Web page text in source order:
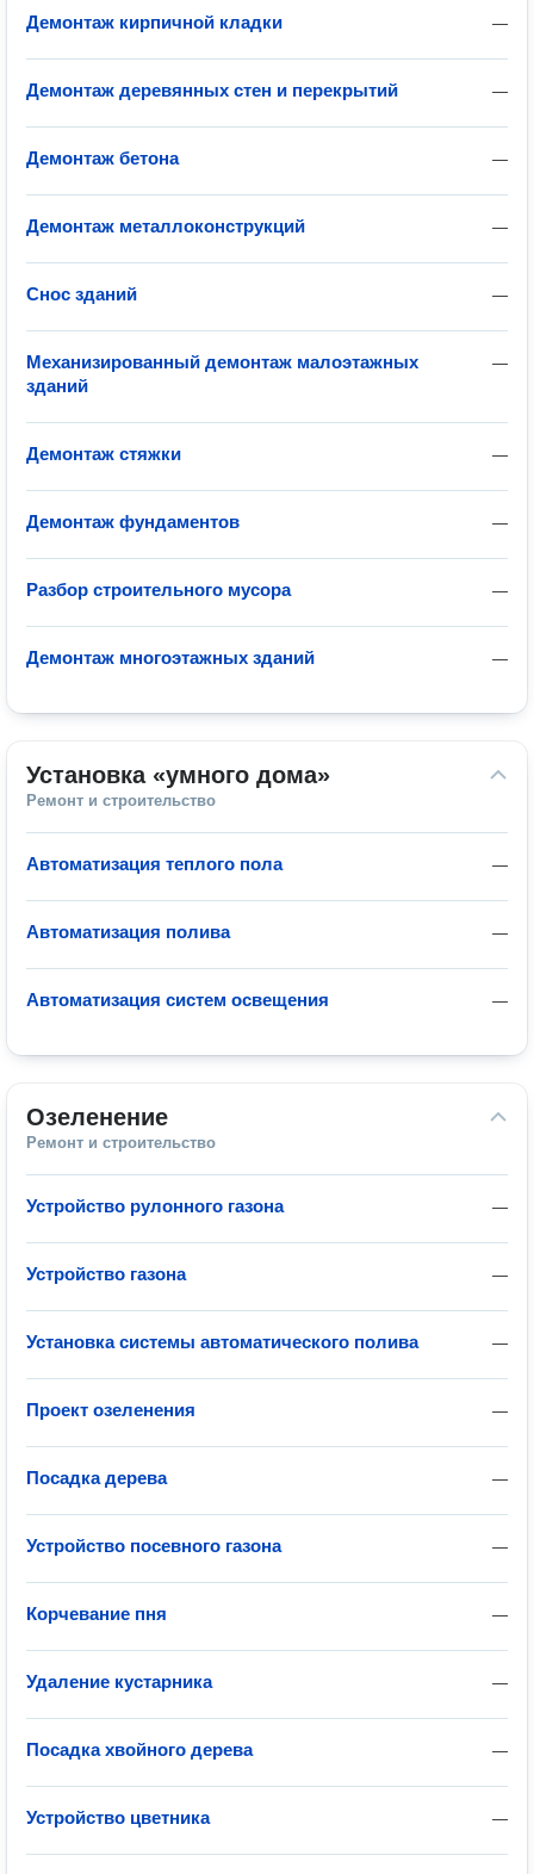
—
Демонтаж кирпичной кладки
—
Демонтаж деревянных стен и перекрытий
—
Демонтаж бетона
—
Демонтаж металлоконструкций
—
Снос зданий
—
Механизированный демонтаж малоэтажных
зданий
—
Демонтаж стяжки
—
Демонтаж фундаментов
—
Разбор строительного мусора
—
Демонтаж многоэтажных зданий
Установка «умного дома»
Ремонт и строительство
—
Автоматизация теплого пола
—
Автоматизация полива
—
Автоматизация систем освещения
Озеленение
Ремонт и строительство
—
Устройство рулонного газона
—
Устройство газона
—
Установка системы автоматического полива
—
Проект озеленения
—
Посадка дерева
—
Устройство посевного газона
—
Корчевание пня
—
Удаление кустарника
—
Посадка хвойного дерева
—
Устройство цветника